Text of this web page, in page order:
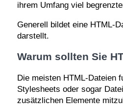
ihrem Umfang viel
Generell bildet eine HTML-
darstellt.
Warum sollten Sie
Die meisten HTML-Dateien
Stylesheets oder sogar
zusätzlichen Elemente